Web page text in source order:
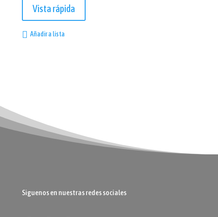
Vista rápida
Añadir a lista
Siguenos en nuestras redes sociales